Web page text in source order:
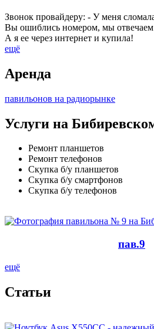
Звонок провайдеру: - У меня
Вы ошиблись номером, мы отвечаем
А я ее через интернет и купила!
ещё
Аренда
павильонов на радиорынке
Услуги на
Ремонт планшетов
Ремонт телефонов
Скупка б/у планшетов
Скупка б/у смартфонов
Скупка б/у телефонов
пав.9
ещё
Cтатьи